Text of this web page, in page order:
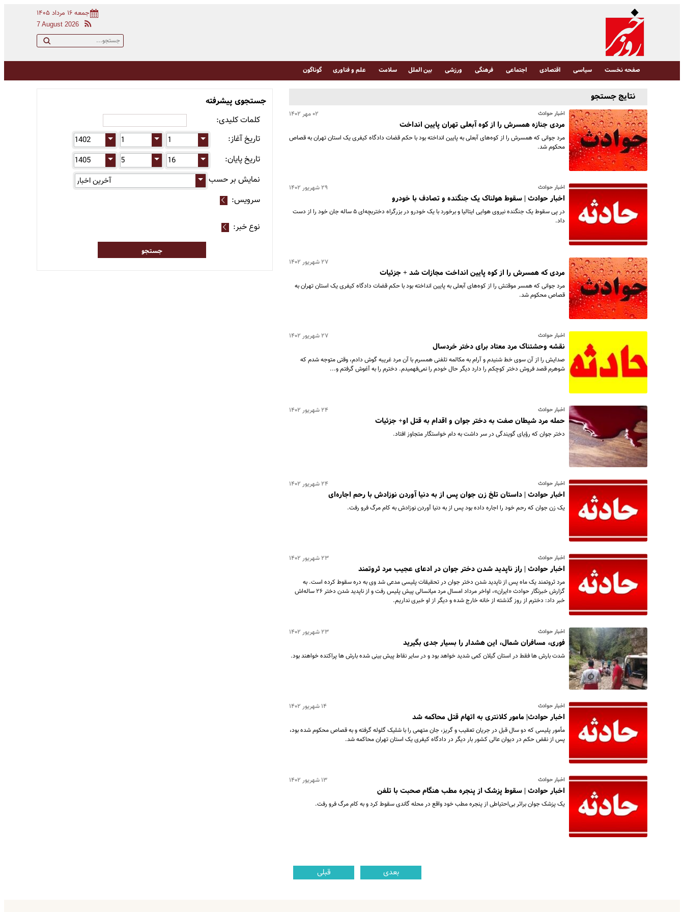
جمعه ۱۶ مرداد ۱۴۰۵
7 August 2026
صفحه نخست سیاسی اقتصادی اجتماعی فرهنگی ورزشی بین الملل سلامت علم و فناوری گوناگون
نتایج جستجو
اخبار حوادث ۰۲ مهر ۱۴۰۲
مردی جنازه همسرش را از کوه آبعلی تهران پایین انداخت
مرد جوانی که همسرش را از کوه‌های آبعلی به پایین انداخته بود با حکم قضات دادگاه کیفری یک استان تهران به قصاص
محکوم شد.
اخبار حوادث ۲۹ شهریور ۱۴۰۲
اخبار حوادث | سقوط هولناک یک جنگنده و تصادف با خودرو
در پی سقوط یک جنگنده نیروی هوایی ایتالیا و برخورد با یک خودرو در بزرگراه دختربچه‌ای ۵ ساله جان خود را از دست
داد.
۲۷ شهریور ۱۴۰۲
مردی که همسرش را از کوه پایین انداخت مجازات شد + جزئیات
مرد جوانی که همسر موقتش را از کوه‌های آبعلی به پایین انداخته بود با حکم قضات دادگاه کیفری یک استان تهران به
قصاص محکوم شد.
اخبار حوادث ۲۷ شهریور ۱۴۰۲
نقشه وحشتناک مرد معتاد برای دختر خردسال
صدایش را از آن سوی خط شنیدم و آرام به مکالمه تلفنی همسرم با آن مرد غریبه گوش دادم، وقتی متوجه شدم که
شوهرم قصد فروش دختر کوچکم را دارد دیگر حال خودم را نمی‌فهمیدم. دخترم را به آغوش گرفتم و...
اخبار حوادث ۲۴ شهریور ۱۴۰۲
حمله مرد شیطان صفت به دختر جوان و اقدام به قتل او+ جزئیات
دختر جوان که رؤیای گویندگی در سر داشت به دام خواستگار متجاوز افتاد.
اخبار حوادث ۲۴ شهریور ۱۴۰۲
اخبار حوادث | داستان تلخ زن جوان پس از به دنیا آوردن نوزادش با رحم اجاره‌ای
یک زن جوان که رحم خود را اجاره داده بود پس از به دنیا آوردن نوزادش به کام مرگ فرو رفت.
اخبار حوادث ۲۳ شهریور ۱۴۰۲
اخبار حوادث | راز ناپدید شدن دختر جوان در ادعای عجیب مرد ثروتمند
مرد ثروتمند یک ماه پس از ناپدید شدن دختر جوان در تحقیقات پلیسی مدعی شد وی به دره سقوط کرده است. به
گزارش خبرنگار حوادث «ایران»، اواخر مرداد امسال مرد میانسالی پیش پلیس رفت و از ناپدید شدن دختر ۲۶ ساله‌اش
خبر داد: دخترم از روز گذشته از خانه خارج شده و دیگر از او خبری نداریم.
اخبار حوادث ۲۳ شهریور ۱۴۰۲
فوری، مسافران شمال، این هشدار را بسیار جدی بگیرید
شدت بارش ها فقط در استان گیلان کمی شدید خواهد بود و در سایر نقاط پیش بینی شده بارش ها پراکنده خواهند بود.
اخبار حوادث ۱۴ شهریور ۱۴۰۲
اخبار حوادث| مامور کلانتری به اتهام قتل محاکمه شد
مأمور پلیسی که دو سال قبل در جریان تعقیب و گریز، جان متهمی را با شلیک گلوله گرفته و به قصاص محکوم شده بود،
پس از نقض حکم در دیوان عالی کشور بار دیگر در دادگاه کیفری یک استان تهران محاکمه شد.
اخبار حوادث ۱۳ شهریور ۱۴۰۲
اخبار حوادث | سقوط پزشک از پنجره مطب هنگام صحبت با تلفن
یک پزشک جوان براثر بی‌احتیاطی از پنجره مطب خود واقع در محله گاندی سقوط کرد و به کام مرگ فرو رفت.
قبلی بعدی
جستجوی پیشرفته
کلمات کلیدی:
تاریخ آغاز:
تاریخ پایان:
نمایش بر حسب:
سرویس:
نوع خبر: